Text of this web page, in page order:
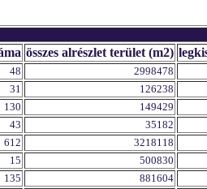
összes alrészlet terület (m2)
48 2998478
31 126238
130 149429
43 35182
612 3218118
15 500830
135 881604